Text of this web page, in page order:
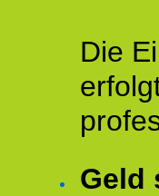
Die
Geld